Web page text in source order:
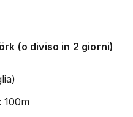
(o diviso in 2 giorni)
100m